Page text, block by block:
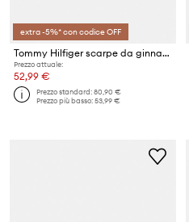
extra -5%* con codice OFF
Tommy Hilfiger scarpe da ginnastica per bambini
Prezzo attuale:
52,99 €
Prezzo standard:80,90 €
Prezzo più basso:53,99 €